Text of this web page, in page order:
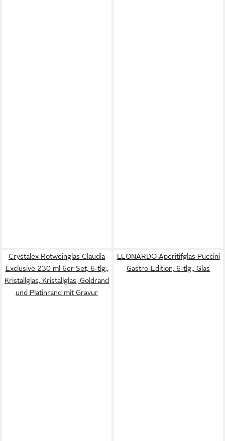
Crystalex Rotweinglas Claudia
Exclusive 230 ml 6er Set, 6-tlg.,
Kristallglas, Kristallglas, Goldrand
und Platinrand mit Gravur
LEONARDO Aperitifglas Puccini
Gastro-Edition, 6-tlg., Glas